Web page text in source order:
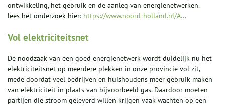
ontwikkeling, het gebruik en de aanleg van energienetwerken.
lees het onderzoek hier: https://www.noord-holland.nl/A...
Vol elektriciteitsnet
De noodzaak van een goed energienetwerk wordt duidelijk nu het
elektriciteitsnet op meerdere plekken in onze provincie vol zit,
mede doordat veel bedrijven en huishoudens meer gebruik maken
van elektriciteit in plaats van bijvoorbeeld gas. Daardoor moeten
partijen die stroom geleverd willen krijgen vaak wachten op een